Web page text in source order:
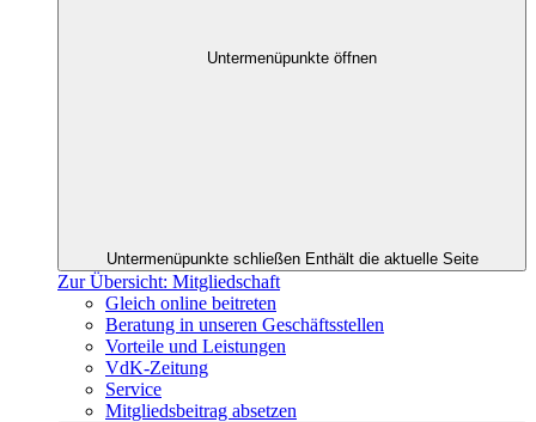
Untermenüpunkte öffnen
Untermenüpunkte schließen Enthält die aktuelle Seite
Zur Übersicht: Mitgliedschaft
Gleich online beitreten
Beratung in unseren Geschäftsstellen
Vorteile und Leistungen
VdK-Zeitung
Service
Mitgliedsbeitrag absetzen